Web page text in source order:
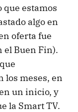
estamos
algo en
oferta fue
el Buen Fin).
los meses, en
un inicio, y
la Smart TV.